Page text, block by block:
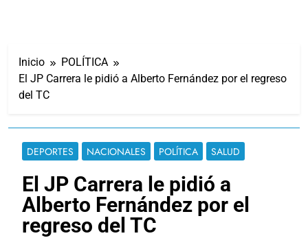
Inicio
POLÍTICA
El JP Carrera le pidió a Alberto Fernández por el regreso
del TC
DEPORTES NACIONALES POLÍTICA SALUD
El JP Carrera le pidió a
Alberto Fernández por el
regreso del TC